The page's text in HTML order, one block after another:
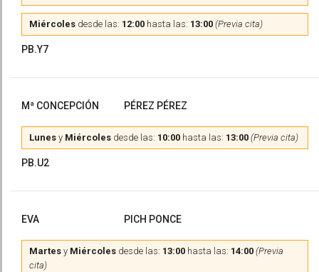
Miércoles desde las: 12:00 hasta las: 13:00 (Previa cita)
PB.Y7
Mª CONCEPCIÓN PÉREZ PÉREZ
Lunes y Miércoles desde las: 10:00 hasta las: 13:00 (Previa cita)
PB.U2
EVA PICH PONCE
Martes y Miércoles desde las: 13:00 hasta las: 14:00 (Previa
cita)